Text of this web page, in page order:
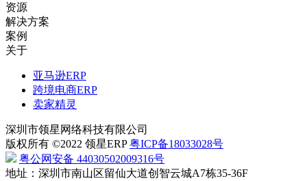
资源
解决方案
案例
关于
亚马逊ERP
跨境电商ERP
卖家精灵
深圳市领星网络科技有限公司
版权所有 ©2022 领星ERP粤ICP备18033028号
粤公网安备 44030502009316号
地址：深圳市南山区留仙大道创智云城A7栋35-36F